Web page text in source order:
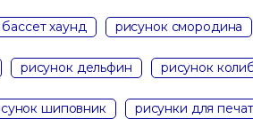
хаунд рисунок смородина
рисунок дельфин рисунок
шиповник рисунки для